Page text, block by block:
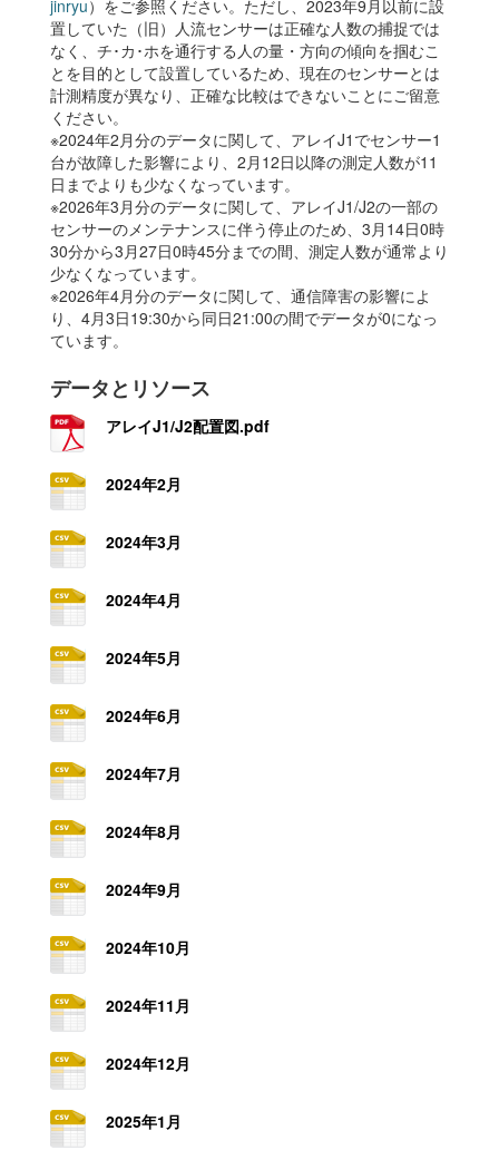
jinryu）をご参照ください。ただし、2023年9月以前に設
置していた（旧）人流センサーは正確な人数の捕捉では
なく、チ･カ･ホを通行する人の量・方向の傾向を掴むこ
とを目的として設置しているため、現在のセンサーとは
計測精度が異なり、正確な比較はできないことにご留意
ください。
※2024年2月分のデータに関して、アレイJ1でセンサー1
台が故障した影響により、2月12日以降の測定人数が11
日までよりも少なくなっています。
※2026年3月分のデータに関して、アレイJ1/J2の一部の
センサーのメンテナンスに伴う停止のため、3月14日0時
30分から3月27日0時45分までの間、測定人数が通常より
少なくなっています。
※2026年4月分のデータに関して、通信障害の影響によ
り、4月3日19:30から同日21:00の間でデータが0になっ
ています。
データとリソース
アレイJ1/J2配置図.pdf
2024年2月
2024年3月
2024年4月
2024年5月
2024年6月
2024年7月
2024年8月
2024年9月
2024年10月
2024年11月
2024年12月
2025年1月